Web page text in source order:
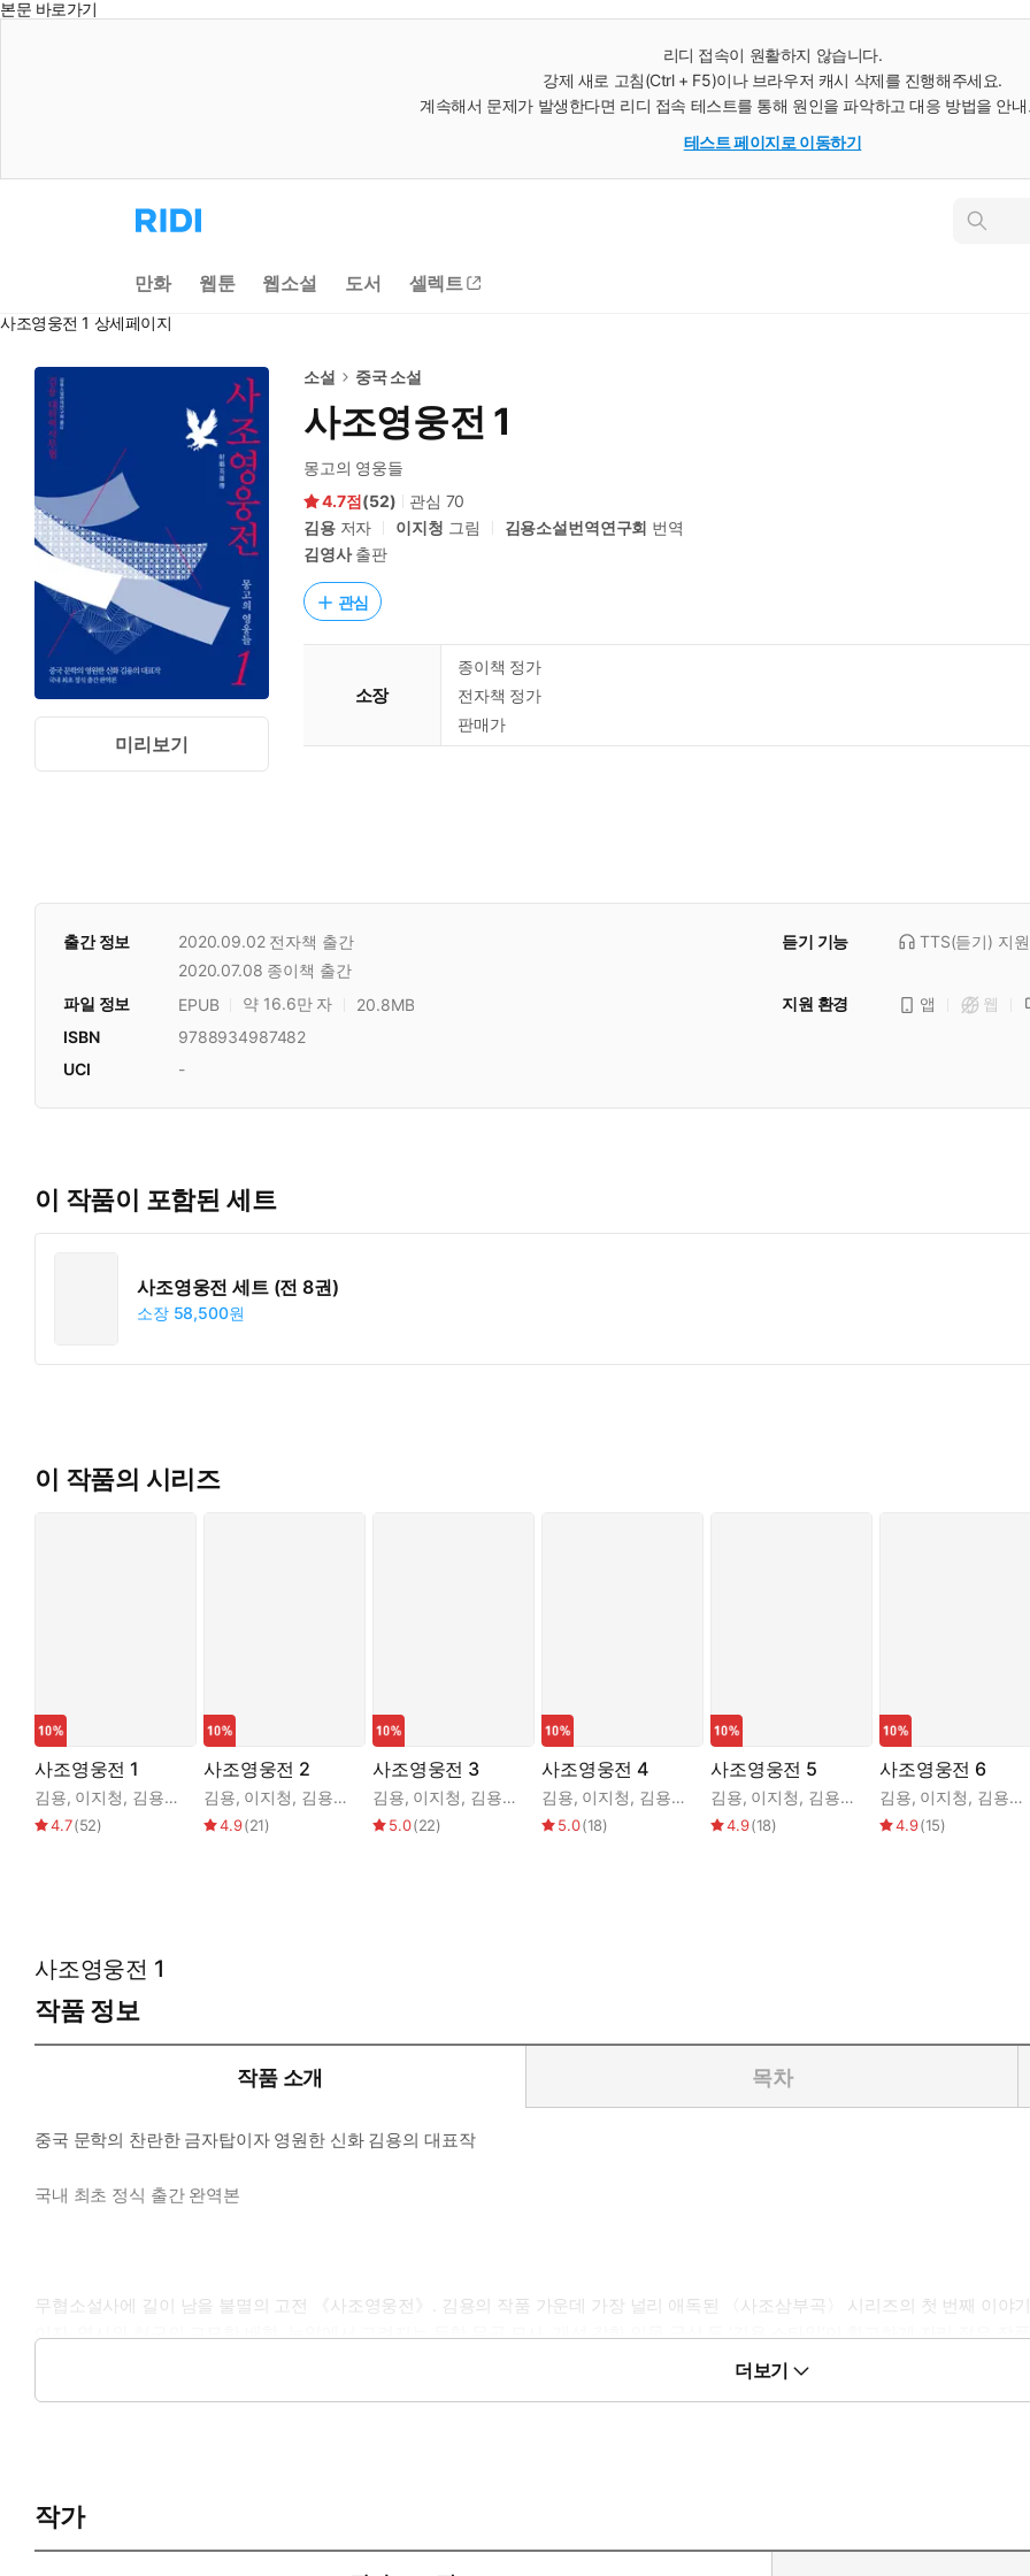
본문 바로가기
리디 접속이 원활하지 않습니다.
강제 새로 고침(Ctrl + F5)이나 브라우저 캐시 삭제를 진행해주세요.
계속해서 문제가 발생한다면 리디 접속 테스트를 통해 원인을 파악하고 대응 방법을 안
테스트 페이지로 이동하기
리
디
으
로
동
인
만화 웹툰 웹소설 도서 셀렉트
사조영웅전 1 상세페이지
미리보기
소설 중국 소설
사조영웅전 1
몽고의 영웅들
4.7
(52) 관심 70
김용저자 이지청 그림 김용소설번역연구회 번역
김영사출판
관심
소장
종이책 정가
전자책 정가
판매가
출간 정보 2020.09.02 전자책 출간
2020.07.08 종이책 출간
듣기 기능 TTS(듣기) 지원
파일 정보 EPUB 약 16.6만 자 20.8MB 지원 환경 앱
웹
ISBN
9788934987482
UCI
-
이 작품이 포함된 세트
사조영웅전 세트 (전 8권)
소장 58,500원
이 작품의 시리즈
사조영웅전 1
김용, 이지청, 김용소설번역연구회
4.7(52)
사조영웅전 2
김용, 이지청, 김용소설번역연구회
4.9(21)
사조영웅전 3
김용, 이지청, 김용소설번역연구회
5.0(22)
사조영웅전 4
김용, 이지청, 김용소설번역연구회
5.0(18)
사조영웅전 5
김용, 이지청, 김용소설번역연구회
4.9(18)
사조영웅전 6
김용, 이지청, 김용소설번역연구회
4.9(15)
사조영웅전 1
작품 정보
작품 소개 목차
중국 문학의 찬란한 금자탑이자 영원한 신화 김용의 대표작
국내 최초 정식 출간 완역본
무협소설사에 길이 남을 불멸의 고전 《사조영웅전》. 김용의 작품 가운데 가장 널리 애독된 〈사조삼부곡〉 시리즈의 첫 번째 이
이자, 역사와 허구의 교묘한 배합, 눈앞에서 그려지는 듯한 무공 묘사, 개성 강한 인물 군상 등 ‘김용 스타일’이 확고하게 자리 잡은 작
영웅들을 통해 되새기는 진정한 도(道)와 의(義)의 의미! 드넓은 중원과 사막을 무대로 펼쳐지는 의인 협객들의 호쾌한 모험과 대결
더보기
작가